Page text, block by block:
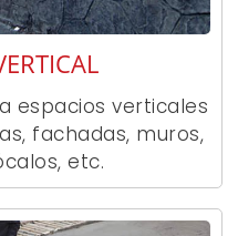
espacios verticales
fachadas, muros,
etc.